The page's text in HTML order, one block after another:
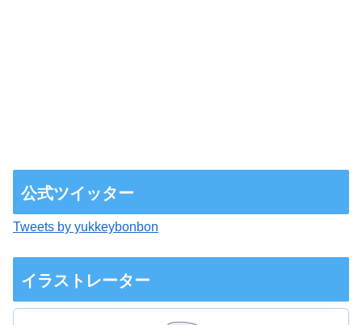
公式ツイッター
Tweets by yukkeybonbon
イラストレーター